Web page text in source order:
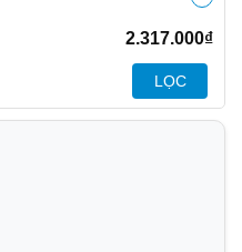
2.317.000₫
LỌC